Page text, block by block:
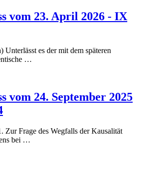
vom 23. April 2026 - IX
Unterlässt es der mit dem späteren
…
vom 24. September 2025
Zur Frage des Wegfalls der Kausalität
bei …